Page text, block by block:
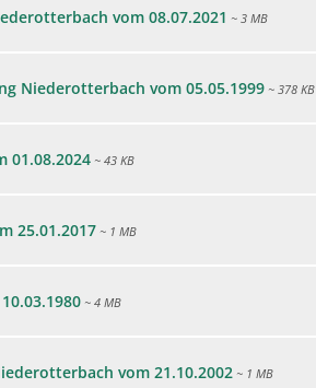
vom 08.07.2021 ~ 3 MB
Niederotterbach vom 05.05.1999 ~ 378 KB
01.08.2024 ~ 43 KB
25.01.2017 ~ 1 MB
~ 4 MB
vom 21.10.2002 ~ 1 MB